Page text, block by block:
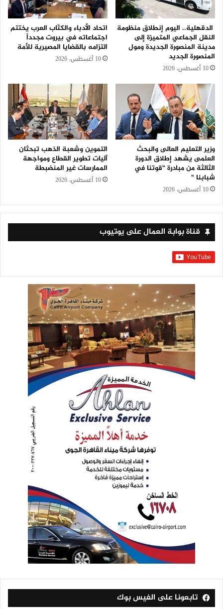
الدقهلية.. اليوم إنطلاق منظومة
النقل الجماعي المتميزة إلى
مدينة المنصورة الجديدة ومول
المنصورة الجديد
10 أغسطس، 2026
اتحاد الأدباء والكتّاب العرب يختتم
اجتماعاته في بيروت مجدداً
التزامه بالقضايا المصيرية للأمة
10 أغسطس، 2026
وزير التعليم العالى والبحث
العلمى يشهد إطلاق الدورة
الثالثة من مبادرة “قوتنا في
شبابنا “
10 أغسطس، 2026
التموين وشعبة الذهب تبحثان
آليات تطوير القطاع ومواجهة
الممارسات غير المنضبطة
10 أغسطس، 2026
قناة بوابة العمال على يوتيوب
تابعونا على الفيس بوك